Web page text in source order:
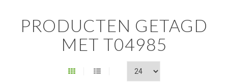
PRODUCTEN GETAGD
MET T04985